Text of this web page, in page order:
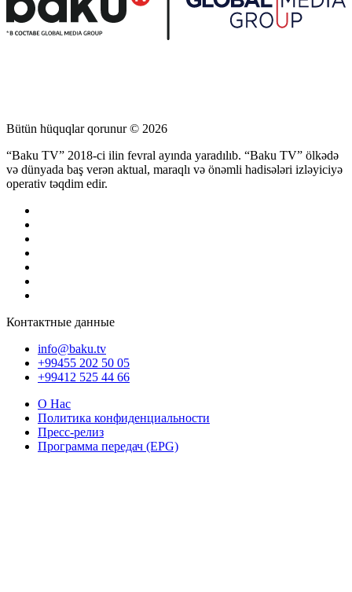
Bütün hüquqlar qorunur © 2026
“Baku TV” 2018-ci ilin fevral ayında yaradılıb. “Baku TV” ölkədə
və dünyada baş verən aktual, maraqlı və önəmli hadisələri izləyiciyə
operativ təqdim edir.
Контактные данные
info@baku.tv
+99455 202 50 05
+99412 525 44 66
О Нас
Политика конфиденциальности
Пресс-релиз
Программа передач (EPG)